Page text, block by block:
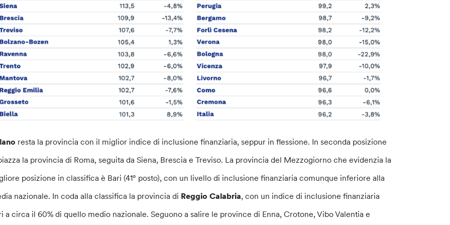
resta la provincia con il miglior indice di inclusione finanziaria, seppur in flessione. In seconda posizione
la provincia di Roma, seguita da Siena, Brescia e Treviso. La provincia del Mezzogiorno che evidenzia la
posizione in classifica è Bari (41° posto), con un livello di inclusione finanziaria comunque inferiore alla
nazionale. In coda alla classifica la provincia di Reggio Calabria, con un indice di inclusione finanziaria
a circa il 60% di quello medio nazionale. Seguono a salire le province di Enna, Crotone, Vibo Valentia e